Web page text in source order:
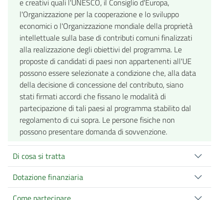
e creativi quali l'UNESCO, il Consiglio d'Europa,
l'Organizzazione per la cooperazione e lo sviluppo
economici o l'Organizzazione mondiale della proprietà
intellettuale sulla base di contributi comuni finalizzati
alla realizzazione degli obiettivi del programma. Le
proposte di candidati di paesi non appartenenti all'UE
possono essere selezionate a condizione che, alla data
della decisione di concessione del contributo, siano
stati firmati accordi che fissano le modalità di
partecipazione di tali paesi al programma stabilito dal
regolamento di cui sopra. Le persone fisiche non
possono presentare domanda di sovvenzione.
Di cosa si tratta
Dotazione finanziaria